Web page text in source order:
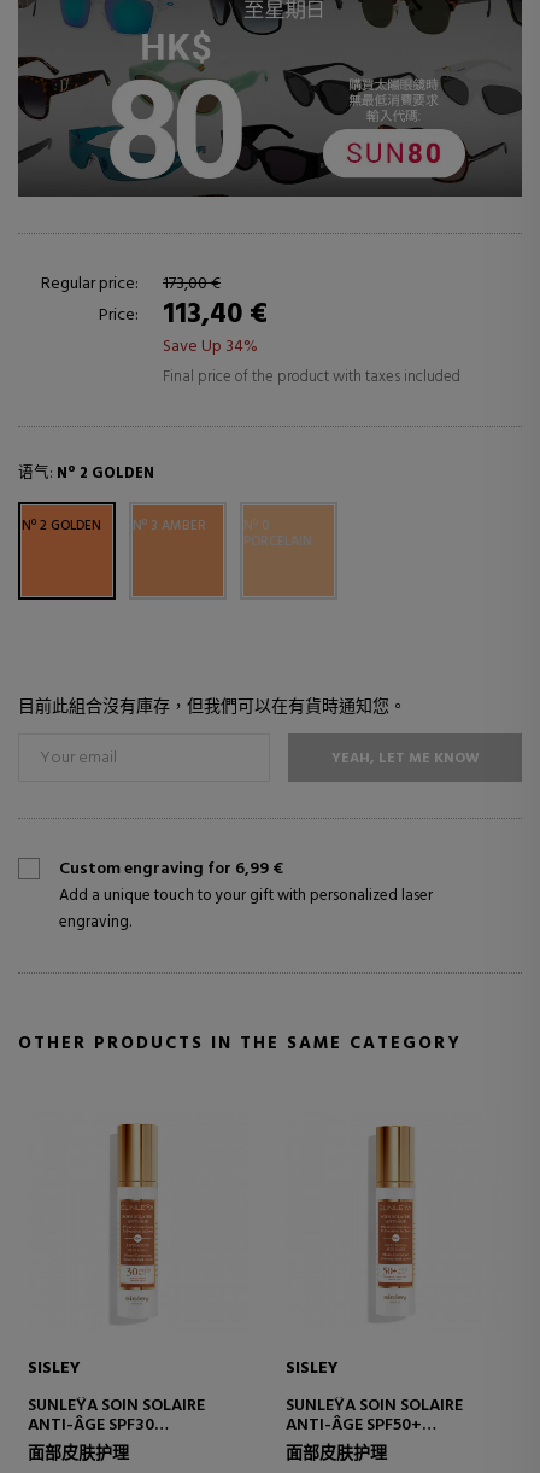
Regular price:
173,00 €
Price:
113,40 €
Save Up 34%
Final price of the product with taxes included
语气: Nº 2 GOLDEN
Nº 2 GOLDEN Nº 3 AMBER Nº 0
PORCELAIN
目前此組合沒有庫存，但我們可以在有貨時通知您。
YEAH, LET ME KNOW
Custom engraving for 6,99 €
Add a unique touch to your gift with personalized laser
engraving.
OTHER PRODUCTS IN THE SAME CATEGORY
SISLEY
SUNLEŸA SOIN SOLAIRE
ANTI-ÂGE SPF30
ANTI-AGING PROTECTIVE
CREAM
面部皮肤护理
SISLEY
SUNLEŸA SOIN SOLAIRE
ANTI-ÂGE SPF50+
ANTI-AGING PROTECTIVE
CREAM
面部皮肤护理